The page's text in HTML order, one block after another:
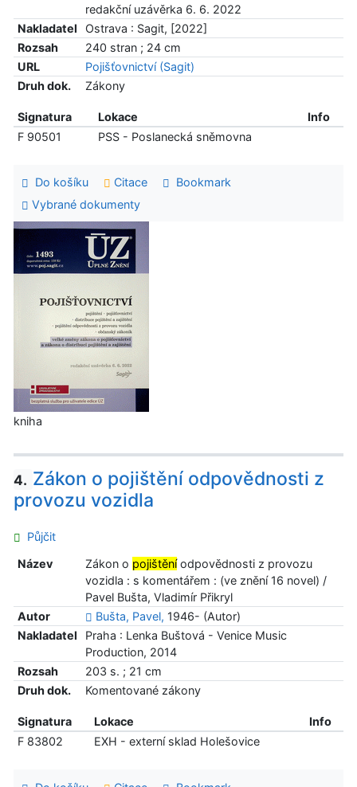
redakční uzávěrka 6. 6. 2022
Nakladatel
Ostrava : Sagit, [2022]
Rozsah
240 stran ; 24 cm
URL
Pojišťovnictví (Sagit)
Druh dok.
Zákony
Signatura Lokace
Info
F 90501
PSS - Poslanecká sněmovna
Do košíku Citace
Bookmark
Vybrané dokumenty
kniha
4. Zákon o pojištění odpovědnosti z
provozu vozidla
Půjčit
Název Zákon o pojištěníodpovědnosti z provozu
vozidla : s komentářem : (ve znění 16 novel) /
Pavel Bušta, Vladimír Přikryl
Autor
Bušta, Pavel, 1946- (Autor)
Nakladatel
Praha : Lenka Buštová - Venice Music
Production, 2014
Rozsah
203 s. ; 21 cm
Druh dok.
Komentované zákony
Signatura Lokace
Info
F 83802
EXH - externí sklad Holešovice